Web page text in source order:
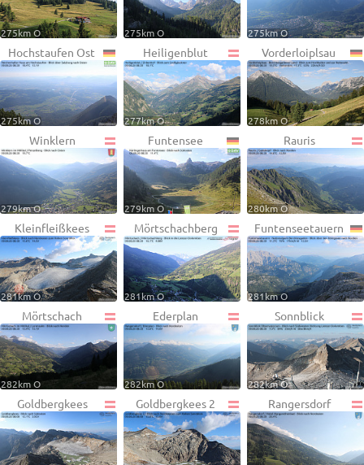
275km O 275km O 275km O
Hochstaufen Ost
275km O
Heiligenblut
277km O
Vorderloiplsau
278km O
Winklern
279km O
Funtensee
279km O
Rauris
280km O
Kleinfleißkees
281km O
Mörtschachberg
281km O
Funtenseetauern
281km O
Mörtschach
282km O
Ederplan
282km O
Sonnblick
282km O
Goldbergkees Goldbergkees 2 Rangersdorf